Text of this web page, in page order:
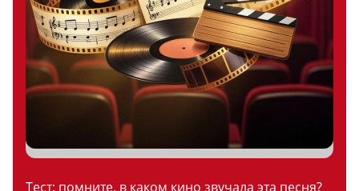
Тест: помните, в каком кино звучала эта песня?